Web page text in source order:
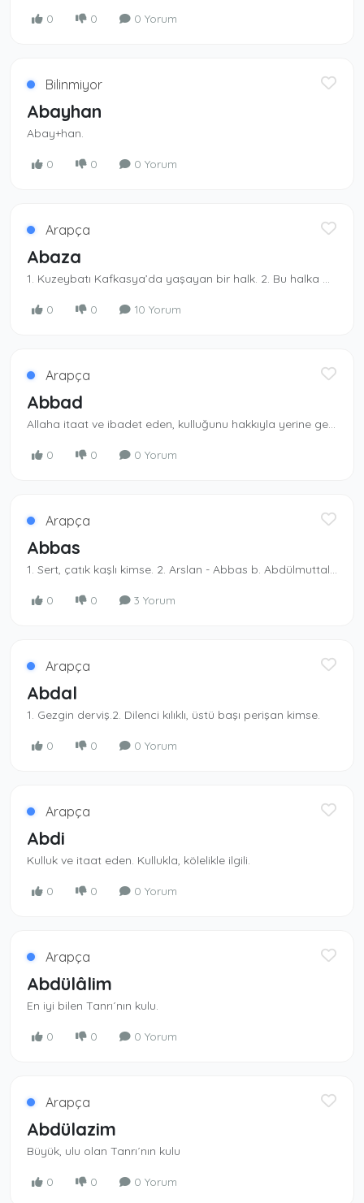
0 0 0 Yorum
Bilinmiyor
Abayhan
Abay+han.
0 0 0 Yorum
Arapça
Abaza
1. Kuzeybatı Kafkasya’da yaşayan bir halk. 2. Bu halka mensup olan kimse. 3. Karaçay-Çerkes Özerk bölgesinde yaşayan müslüman bir halk. - Abaza Hasan Paşa, Os­manlı vezirlerinden.
0 0 10 Yorum
Arapça
Abbad
Allaha itaat ve ibadet eden, kulluğunu hakkıyla yeri­ne getiren. Yasaklarından kaçınan. -Abbad b. Bişr. Ashab dan.
0 0 0 Yorum
Arapça
Abbas
1. Sert, çatık kaşlı kimse. 2. Arslan - Abbas b. Abdülmuttalib. Rasûlullah (s.a.s)’ın amcası, Mek­ke’nin fethinde müslüman olmuştur.
0 0 3 Yorum
Arapça
Abdal
1. Gezgin derviş.2. Dilenci kılıklı, üstü başı perişan kimse.
0 0 0 Yorum
Arapça
Abdi
Kulluk ve itaat eden. Kullukla, kölelikle ilgili.
0 0 0 Yorum
Arapça
Abdülâlim
En iyi bilen Tanrı´nın kulu.
0 0 0 Yorum
Arapça
Abdülazim
Büyük, ulu olan Tanrı´nın kulu
0 0 0 Yorum